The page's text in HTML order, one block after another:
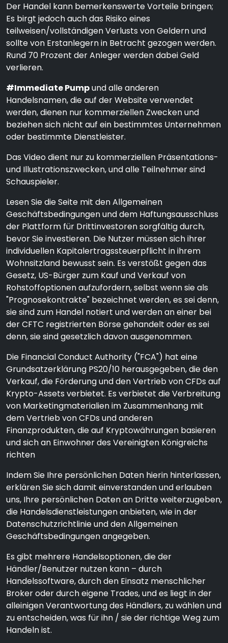
Der Handel kann bemerkenswerte Vorteile bringen;
Es birgt jedoch auch das Risiko eines
teilweisen/vollständigen Verlusts von Geldern und
sollte von Erstanlegern in Betracht gezogen werden.
Rund 70 Prozent der Anleger werden dabei Geld
verlieren.
#Immediate Pumpund alle anderen
Handelsnamen, die auf der Website verwendet
werden, dienen nur kommerziellen Zwecken und
beziehen sich nicht auf ein bestimmtes Unternehmen
oder bestimmte Dienstleister.
Das Video dient nur zu kommerziellen Präsentations-
und Illustrationszwecken, und alle Teilnehmer sind
Schauspieler.
Lesen Sie die Seite mit den Allgemeinen
Geschäftsbedingungen und dem Haftungsausschluss
der Plattform für Drittinvestoren sorgfältig durch,
bevor Sie investieren. Die Nutzer müssen sich ihrer
individuellen Kapitalertragssteuerpflicht in ihrem
Wohnsitzland bewusst sein. Es verstößt gegen das
Gesetz, US-Bürger zum Kauf und Verkauf von
Rohstoffoptionen aufzufordern, selbst wenn sie als
"Prognosekontrakte" bezeichnet werden, es sei denn,
sie sind zum Handel notiert und werden an einer bei
der CFTC registrierten Börse gehandelt oder es sei
denn, sie sind gesetzlich davon ausgenommen.
Die Financial Conduct Authority ("FCA") hat eine
Grundsatzerklärung PS20/10 herausgegeben, die den
Verkauf, die Förderung und den Vertrieb von CFDs auf
Krypto-Assets verbietet. Es verbietet die Verbreitung
von Marketingmaterialien im Zusammenhang mit
dem Vertrieb von CFDs und anderen
Finanzprodukten, die auf Kryptowährungen basieren
und sich an Einwohner des Vereinigten Königreichs
richten
Indem Sie Ihre persönlichen Daten hierin hinterlassen,
erklären Sie sich damit einverstanden und erlauben
uns, Ihre persönlichen Daten an Dritte weiterzugeben,
die Handelsdienstleistungen anbieten, wie in der
Datenschutzrichtlinie und den Allgemeinen
Geschäftsbedingungen angegeben.
Es gibt mehrere Handelsoptionen, die der
Händler/Benutzer nutzen kann – durch
Handelssoftware, durch den Einsatz menschlicher
Broker oder durch eigene Trades, und es liegt in der
alleinigen Verantwortung des Händlers, zu wählen und
zu entscheiden, was für ihn / sie der richtige Weg zum
Handeln ist.